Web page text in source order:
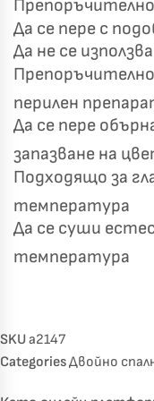
Да се пере с
Да не се
перилен
Да се пере
запазване на
Подходящо за
температура
Да се суши
температура
SKUa2147
CategoriesДвойно